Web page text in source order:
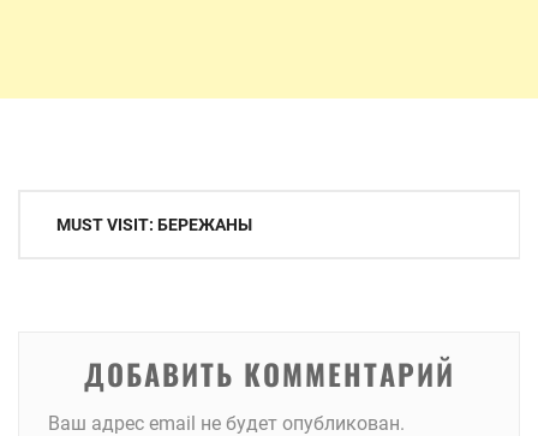
Навигация
MUST VISIT: БЕРЕЖАНЫ
ДОБАВИТЬ КОММЕНТАРИЙ
Ваш адрес email не будет опубликован.